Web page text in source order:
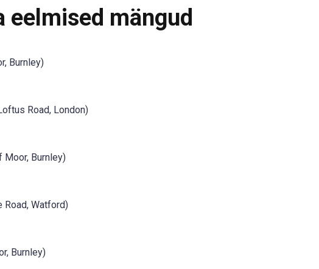
mängud
Burnley)
Road, London)
Moor, Burnley)
Road, Watford)
Burnley)